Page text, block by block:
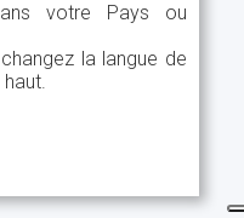
votre Pays ou
la langue de